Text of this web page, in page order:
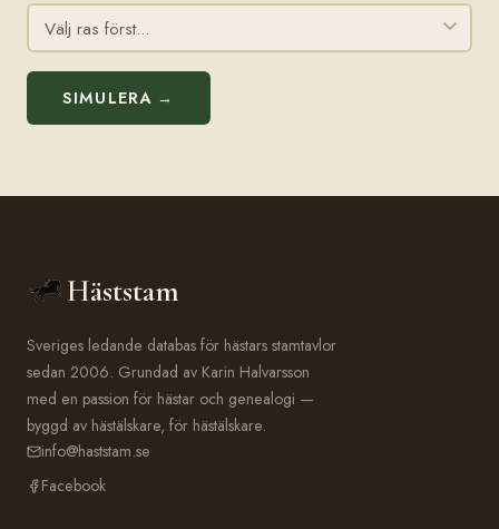
SIMULERA →
Häststam
Sveriges ledande databas för hästars stamtavlor
sedan 2006. Grundad av Karin Halvarsson
med en passion för hästar och genealogi —
byggd av hästälskare, för hästälskare.
info@haststam.se
Facebook